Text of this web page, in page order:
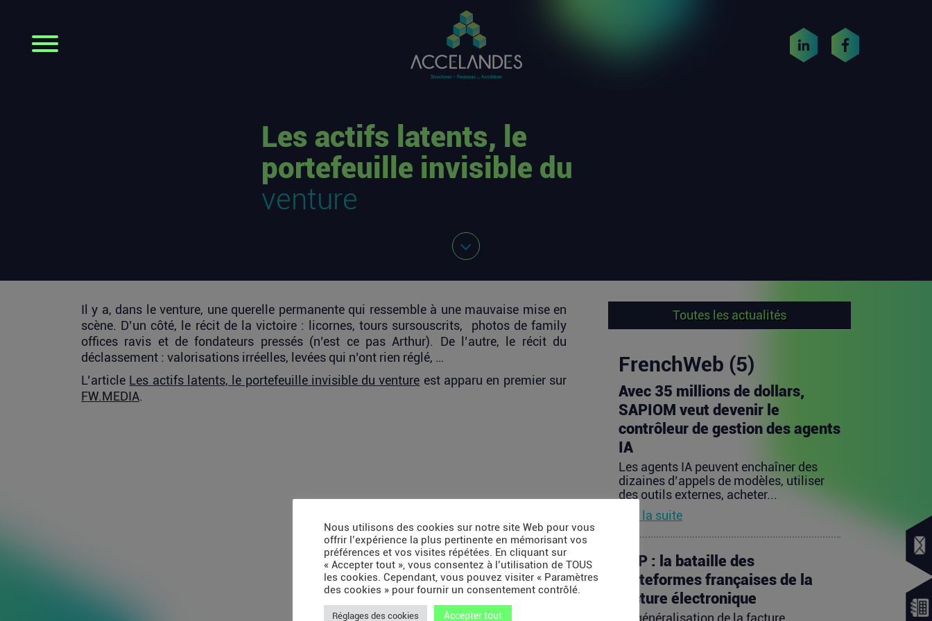
Les actifs latents, le
portefeuille invisible du
venture
Il y a, dans le venture, une querelle permanente qui ressemble à une mauvaise mise en
scène. D’un côté, le récit de la victoire : licornes, tours sursouscrits, photos de family
offices ravis et de fondateurs pressés (n’est ce pas Arthur). De l’autre, le récit du
déclassement : valorisations irréelles, levées qui n’ont rien réglé, …
L’article Les actifs latents, le portefeuille invisible du venture est apparu en premier sur
FW.MEDIA.
Toutes les actualités
FrenchWeb (5)
Avec 35 millions de dollars,
SAPIOM veut devenir le
contrôleur de gestion des agents
IA
Les agents IA peuvent enchaîner des
dizaines d’appels de modèles, utiliser
des outils externes, acheter...
Lire la suite
PDP : la bataille des
plateformes françaises de la
facture électronique
La généralisation de la facture
Nous utilisons des cookies sur notre site Web pour vous
offrir l’expérience la plus pertinente en mémorisant vos
préférences et vos visites répétées. En cliquant sur
« Accepter tout », vous consentez à l’utilisation de TOUS
les cookies. Cependant, vous pouvez visiter « Paramètres
des cookies » pour fournir un consentement contrôlé.
Réglages des cookies Accepter tout